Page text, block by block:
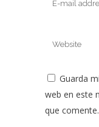
Guarda
web en este
que comente.